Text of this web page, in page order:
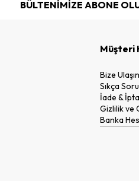
BÜLTENİMİZE ABONE
Müşteri
Bize Ulaşın
Sıkça
İade &
Gizlilik ve
Banka